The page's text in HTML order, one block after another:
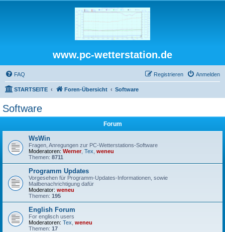
www.pc-wetterstation.de
FAQ Anmelden
Registrieren
STARTSEITE Foren-Übersicht Software
Software
Forum
WsWin
Fragen, Anregungen zur PC-Wetterstations-Software
Moderatoren: Werner, Tex weneu
Themen: 8711
Programm Updates
Vorgesehen für Programm-Updates-Informationen, sowie
Mailbenachrichtigung dafür
Moderator: weneu
Themen: 195
English Forum
For englisch users
Moderatoren: Tex weneu
Themen: 17